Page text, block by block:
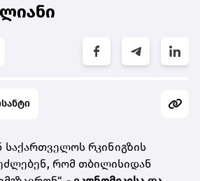
საქართველოს რკინიგზის
რომ თბილისიდან